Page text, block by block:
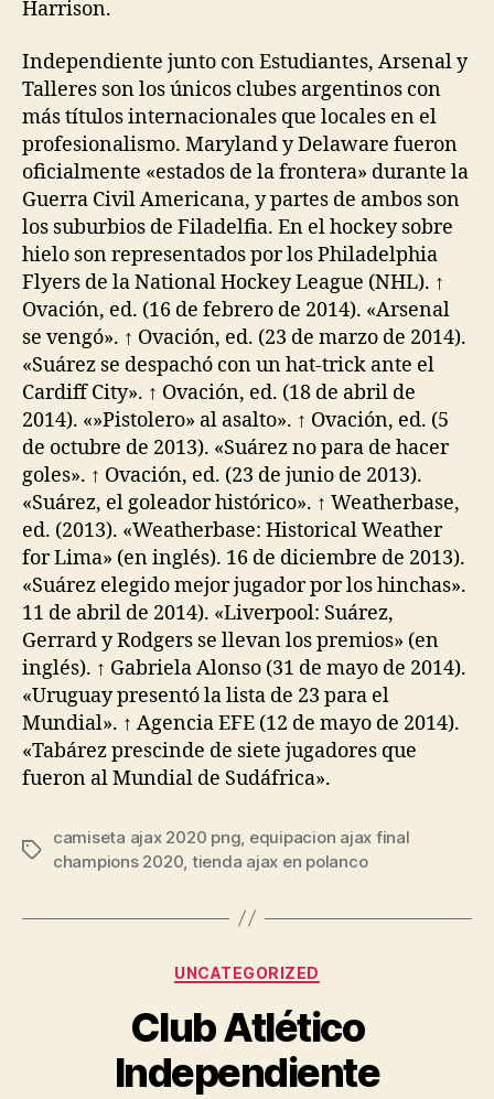
Harrison.
Independiente junto con Estudiantes, Arsenal y
Talleres son los únicos clubes argentinos con
más títulos internacionales que locales en el
profesionalismo. Maryland y Delaware fueron
oficialmente «estados de la frontera» durante la
Guerra Civil Americana, y partes de ambos son
los suburbios de Filadelfia. En el hockey sobre
hielo son representados por los Philadelphia
Flyers de la National Hockey League (NHL). ↑
Ovación, ed. (16 de febrero de 2014). «Arsenal
se vengó». ↑ Ovación, ed. (23 de marzo de 2014).
«Suárez se despachó con un hat-trick ante el
Cardiff City». ↑ Ovación, ed. (18 de abril de
2014). «»Pistolero» al asalto». ↑ Ovación, ed. (5
de octubre de 2013). «Suárez no para de hacer
goles». ↑ Ovación, ed. (23 de junio de 2013).
«Suárez, el goleador histórico». ↑ Weatherbase,
ed. (2013). «Weatherbase: Historical Weather
for Lima» (en inglés). 16 de diciembre de 2013).
«Suárez elegido mejor jugador por los hinchas».
11 de abril de 2014). «Liverpool: Suárez,
Gerrard y Rodgers se llevan los premios» (en
inglés). ↑ Gabriela Alonso (31 de mayo de 2014).
«Uruguay presentó la lista de 23 para el
Mundial». ↑ Agencia EFE (12 de mayo de 2014).
«Tabárez prescinde de siete jugadores que
fueron al Mundial de Sudáfrica».
Etiquetas
camiseta ajax 2020 png equipacion ajax final
champions 2020 tienda ajax en polanco
Categorías
UNCATEGORIZED
Club Atlético
Independiente